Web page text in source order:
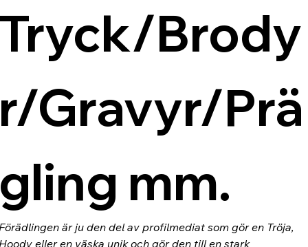
Brody
Gravyr/Prä
mm.
är ju den del av profilmediat som gör en Tröja,
eller en väska unik och gör den till en stark